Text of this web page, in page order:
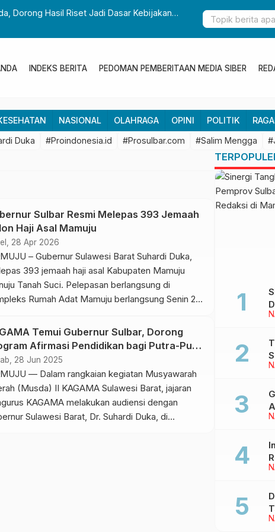
Dorong Hasil Riset Jadi Dasar Kebijakan
Gubernur Sulbar
Pembangunan Daerah
INDEKS BERITA PEDOMAN PEMBERITAAN MEDIA SIBER
NASIONAL OLAHRAGA OPINI POLITIK
Duka #Proindonesia.id #Prosulbar.com #Salim Mengga
Sulbar Resmi Melepas 393 Jemaah
Haji Asal Mamuju
28 Apr 2026
– Gubernur Sulawesi Barat Suhardi Duka,
393 jemaah haji asal Kabupaten Mamuju
Tanah Suci. Pelepasan berlangsung di
Rumah Adat Mamuju berlangsung Senin 27
bahwa ibadah haji bukan semata soal
finansial. “Banyak orang kaya dan
tapi tidak dipanggil oleh Allah untuk haji. […]
Temui Gubernur Sulbar, Dorong
Afirmasi Pendidikan bagi Putra-Putri
28 Jun 2025
— Dalam rangkaian kegiatan Musyawarah
(Musda) II KAGAMA Sulawesi Barat, jajaran
KAGAMA melakukan audiensi dengan
Sulawesi Barat, Dr. Suhardi Duka, di